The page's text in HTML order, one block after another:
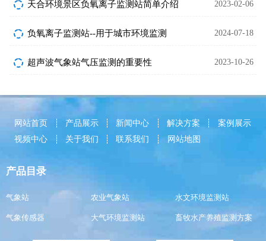
天合环境景区负氧离子监测站简单介绍 2023-02-06
负氧离子监测站--用于城市环境监测 2024-07-18
超声波气象站气压监测的重要性 2023-10-26
网站首页 产品展示 新闻中心 解决方案
案例展示
视频中心
关于我们 联系我们 网站地图
产品目录
气象站 农业气象站 水文环境监测站
气象传感器 大气环境监测站 畜牧水产养殖监测方案